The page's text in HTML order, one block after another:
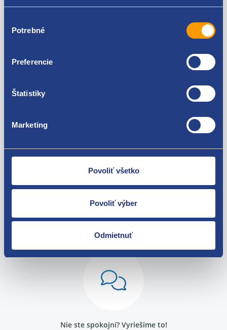
súhlasu
Potrebné
Preferencie
Štatistiky
Marketing
Povoliť všetko
Povoliť výber
Odmietnuť
Ponuka použité pneumatiky. Možnosť objednať iba
množstvo, ktoré je aktuálne skladom. Objednávky s
e-shope, budú stornované.
rokom výroby DOT – štvormiestny kód označuje
mesiac a rok výroby pneumatiky. Označenie DOT 1010
Použiteľné pre vozidlá
Za kvalitu ručíme!
Nie ste spokojní? Vyriešime to!